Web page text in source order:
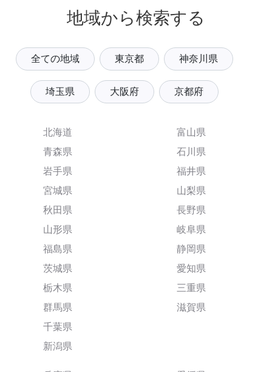
地域から検索する
全ての地域 東京都 神奈川県
埼玉県 大阪府 京都府
北海道
青森県
岩手県
宮城県
秋田県
山形県
福島県
茨城県
栃木県
群馬県
千葉県
新潟県
富山県
石川県
福井県
山梨県
長野県
岐阜県
静岡県
愛知県
三重県
滋賀県